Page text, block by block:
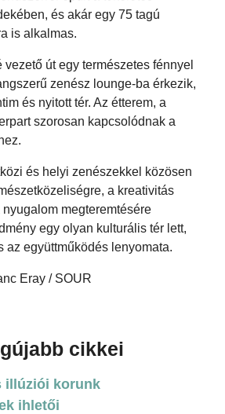
és akár egy 75 tagú
is alkalmas.
út egy természetes fénnyel
zenész lounge-ba érkezik,
és nyitott tér. Az étterem, a
szorosan kapcsolódnak a
és helyi zenészekkel közösen
a kreativitás
megteremtésére
egy olyan kulturális tér lett,
az együttműködés lenyomata.
Eray / SOUR
cikkei
illúziói korunk
ihletői